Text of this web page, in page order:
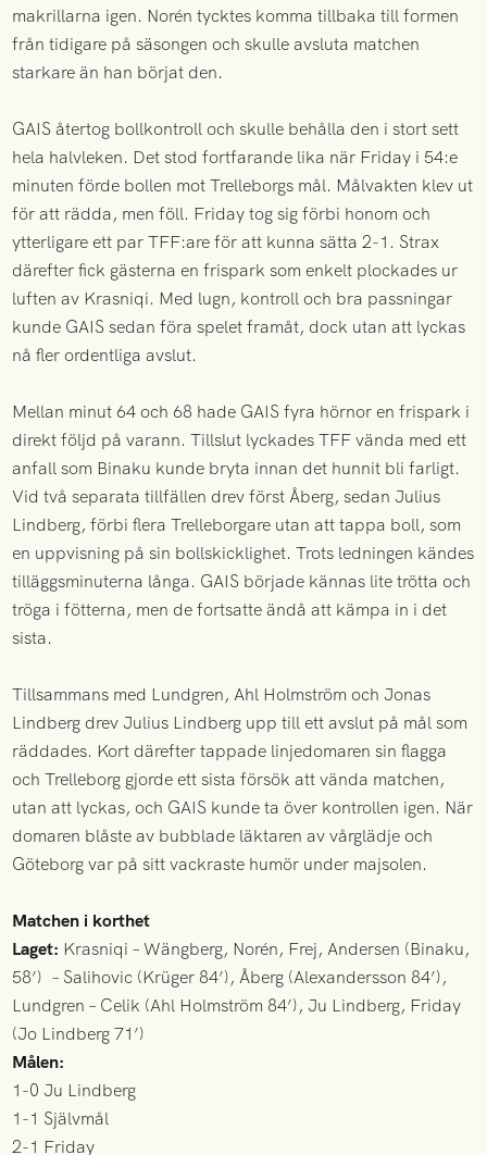
makrillarna igen. Norén tycktes komma tillbaka till formen
från tidigare på säsongen och skulle avsluta matchen
starkare än han börjat den.
GAIS återtog bollkontroll och skulle behålla den i stort sett
hela halvleken. Det stod fortfarande lika när Friday i 54:e
minuten förde bollen mot Trelleborgs mål. Målvakten klev ut
för att rädda, men föll. Friday tog sig förbi honom och
ytterligare ett par TFF:are för att kunna sätta 2-1. Strax
därefter fick gästerna en frispark som enkelt plockades ur
luften av Krasniqi. Med lugn, kontroll och bra passningar
kunde GAIS sedan föra spelet framåt, dock utan att lyckas
nå fler ordentliga avslut.
Mellan minut 64 och 68 hade GAIS fyra hörnor en frispark i
direkt följd på varann. Tillslut lyckades TFF vända med ett
anfall som Binaku kunde bryta innan det hunnit bli farligt.
Vid två separata tillfällen drev först Åberg, sedan Julius
Lindberg, förbi flera Trelleborgare utan att tappa boll, som
en uppvisning på sin bollskicklighet. Trots ledningen kändes
tilläggsminuterna långa. GAIS började kännas lite trötta och
tröga i fötterna, men de fortsatte ändå att kämpa in i det
sista.
Tillsammans med Lundgren, Ahl Holmström och Jonas
Lindberg drev Julius Lindberg upp till ett avslut på mål som
räddades. Kort därefter tappade linjedomaren sin flagga
och Trelleborg gjorde ett sista försök att vända matchen,
utan att lyckas, och GAIS kunde ta över kontrollen igen. När
domaren blåste av bubblade läktaren av vårglädje och
Göteborg var på sitt vackraste humör under majsolen.
Matchen i korthet
Laget: Krasniqi – Wängberg, Norén, Frej, Andersen (Binaku,
58’) – Salihovic (Krüger 84’), Åberg (Alexandersson 84’),
Lundgren – Celik (Ahl Holmström 84’), Ju Lindberg, Friday
(Jo Lindberg 71’)
Målen:
1-0 Ju Lindberg
1-1 Självmål
2-1 Friday